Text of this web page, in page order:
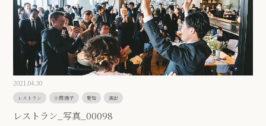
2021.04.30
レストラン 小関 陽子 愛知 演出
レストラン_写真_00098